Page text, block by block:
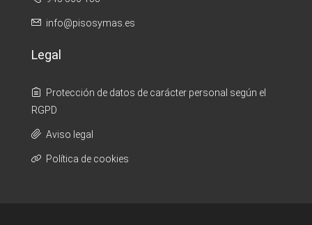
info@pisosymas.es
Legal
Protección de datos de carácter personal según el
RGPD
Aviso legal
Política de cookies